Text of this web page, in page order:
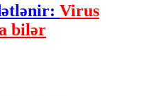
Virus
bilər